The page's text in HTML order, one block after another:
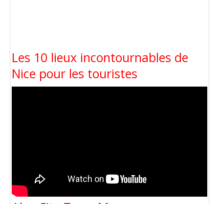
Les 10 lieux incontournables de
Nice pour les touristes